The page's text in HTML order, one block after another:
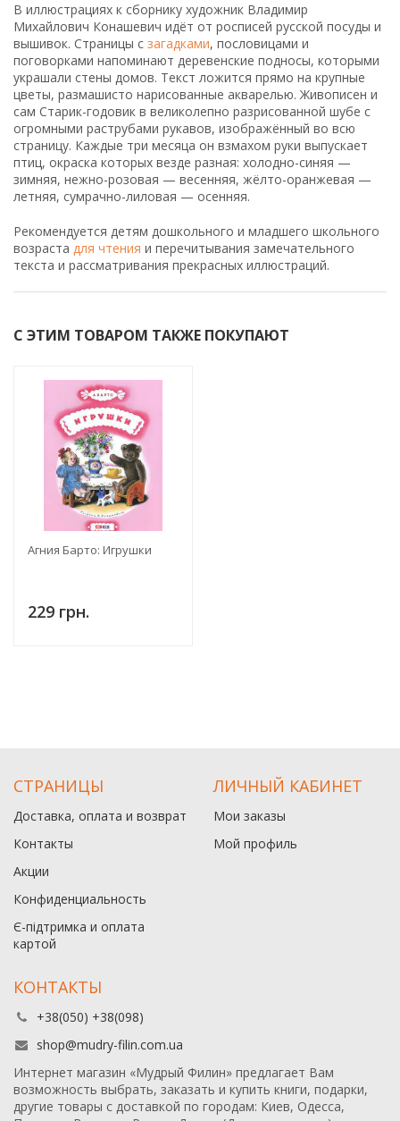
В иллюстрациях к сборнику художник Владимир
Михайлович Конашевич идёт от росписей русской посуды и
вышивок. Страницы с загадками, пословицами и
поговорками напоминают деревенские подносы, которыми
украшали стены домов. Текст ложится прямо на крупные
цветы, размашисто нарисованные акварелью. Живописен и
сам Старик-годовик в великолепно разрисованной шубе с
огромными раструбами рукавов, изображённый во всю
страницу. Каждые три месяца он взмахом руки выпускает
птиц, окраска которых везде разная: холодно-синяя —
зимняя, нежно-розовая — весенняя, жёлто-оранжевая —
летняя, сумрачно-лиловая — осенняя.
Рекомендуется детям дошкольного и младшего школьного
возраста для чтения и перечитывания замечательного
текста и рассматривания прекрасных иллюстраций.
С ЭТИМ ТОВАРОМ ТАКЖЕ ПОКУПАЮТ
Агния Барто: Игрушки
229 грн.
СТРАНИЦЫ
Доставка, оплата и возврат
Контакты
Акции
Конфиденциальность
Є-підтримка и оплата
картой
ЛИЧНЫЙ КАБИНЕТ
Мои заказы
Мой профиль
КОНТАКТЫ
+38(050) +38(098)
shop@mudry-filin.com.ua
Интернет магазин «Мудрый Филин» предлагает Вам
возможность выбрать, заказать и купить книги, подарки,
другие товары с доставкой по городам: Киев, Одесса,